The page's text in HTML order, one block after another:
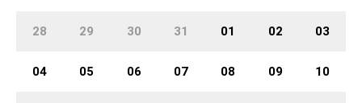
28 29 30 31 01 02 03
04 05 06 07 08 09 10